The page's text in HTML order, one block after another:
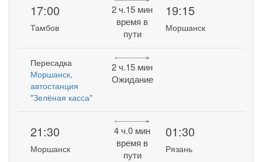
17:00
Тамбов
2 ч.15 мин
время в
пути
19:15
Моршанск
Пересадка
Моршанск,
автостанция
"Зелёная касса"
2 ч.15 мин
Ожидание
21:30
Моршанск
4 ч.0 мин
время в
пути
01:30
Рязань